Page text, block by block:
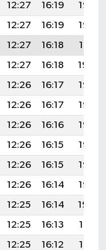
12:27 16:19
19:33
12:27 16:19
19:32
12:27 16:18
19:31
12:27 16:18
19:30
12:26 16:17
19:28
12:26 16:17
19:27
12:26 16:16
19:26
12:26 16:15
19:25
12:26 16:15
19:23
12:26 16:14
19:22
12:25 16:14
19:20
12:25 16:13
19:19
12:25 16:12
19:18